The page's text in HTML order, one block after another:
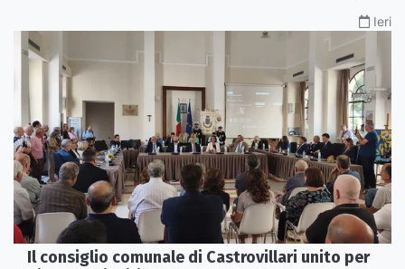
Ieri
Il consiglio comunale di Castrovillari unito per